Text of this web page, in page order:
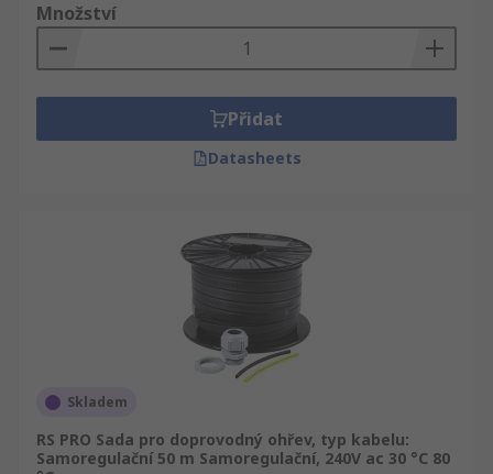
Množství
Přidat
Datasheets
Skladem
RS PRO Sada pro doprovodný ohřev, typ kabelu:
Samoregulační 50 m Samoregulační, 240V ac 30 °C 80